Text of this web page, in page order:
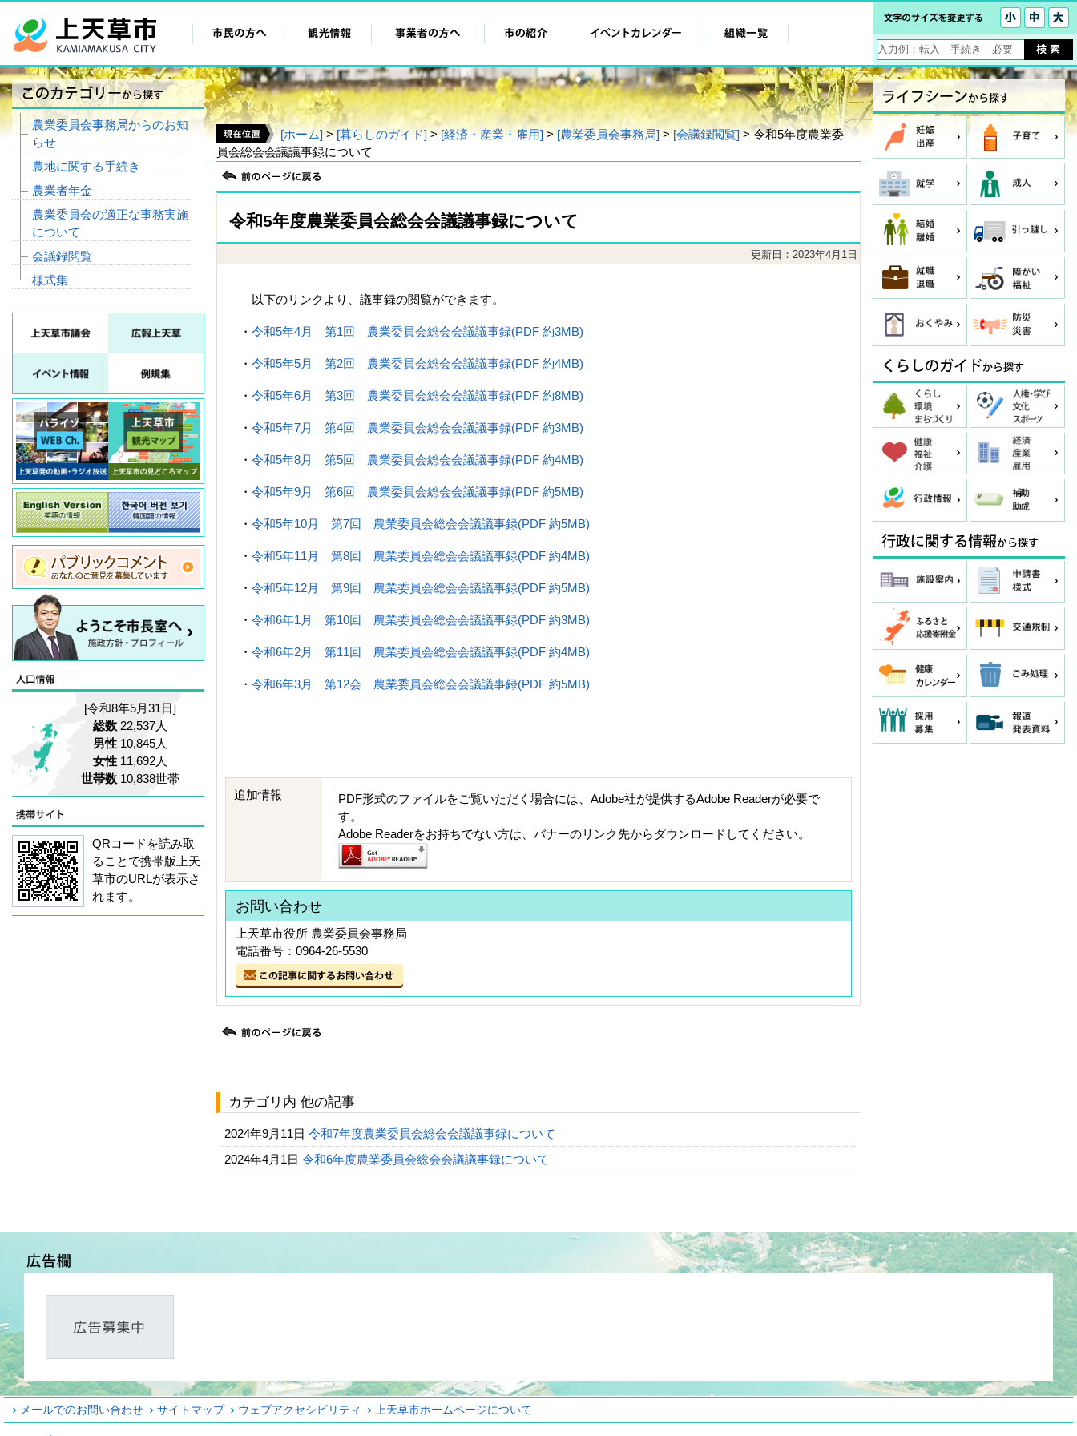
[ホーム]>[暮らしのガイド] >[経済・産業・雇用]>[農業委員会事務局]>[会議録閲覧]> 令和5年度農業委
員会総会会議議事録について
令和5年度農業委員会総会会議議事録について
更新日：2023年4月1日
以下のリンクより、議事録の閲覧ができます。
・ 令和5年4月 第1回 農業委員会総会会議議事録(PDF 約3MB)
・ 令和5年5月 第2回 農業委員会総会会議議事録(PDF 約4MB)
・ 令和5年6月 第3回 農業委員会総会会議議事録(PDF 約8MB)
・ 令和5年7月 第4回 農業委員会総会会議議事録(PDF 約3MB)
・ 令和5年8月 第5回 農業委員会総会会議議事録(PDF 約4MB)
・ 令和5年9月 第6回 農業委員会総会会議議事録(PDF 約5MB)
・ 令和5年10月 第7回 農業委員会総会会議議事録(PDF 約5MB)
・ 令和5年11月 第8回 農業委員会総会会議議事録(PDF 約4MB)
・ 令和5年12月 第9回 農業委員会総会会議議事録(PDF 約5MB)
・ 令和6年1月 第10回 農業委員会総会会議議事録(PDF 約3MB)
・ 令和6年2月 第11回 農業委員会総会会議議事録(PDF 約4MB)
・ 令和6年3月 第12会 農業委員会総会会議議事録(PDF 約5MB)
追加情報
PDF形式のファイルをご覧いただく場合には、Adobe社が提供するAdobe Readerが必要で
す。
Adobe Readerをお持ちでない方は、バナーのリンク先からダウンロードしてください。
お問い合わせ
上天草市役所 農業委員会事務局
電話番号：0964-26-5530
カテゴリ内 他の記事
2024年9月11日 令和7年度農業委員会総会会議議事録について
2024年4月1日 令和6年度農業委員会総会会議議事録について
農業委員会事務局からのお知
らせ
農地に関する手続き
農業者年金
農業委員会の適正な事務実施
について
会議録閲覧
様式集
[令和8年5月31日]
総数 22,537人
男性 10,845人
女性 11,692人
世帯数 10,838世帯
QRコードを読み取
ることで携帯版上天
草市のURLが表示さ
れます。
メールでのお問い合わせ サイトマップ ウェブアクセシビリティ 上天草市ホームページについて